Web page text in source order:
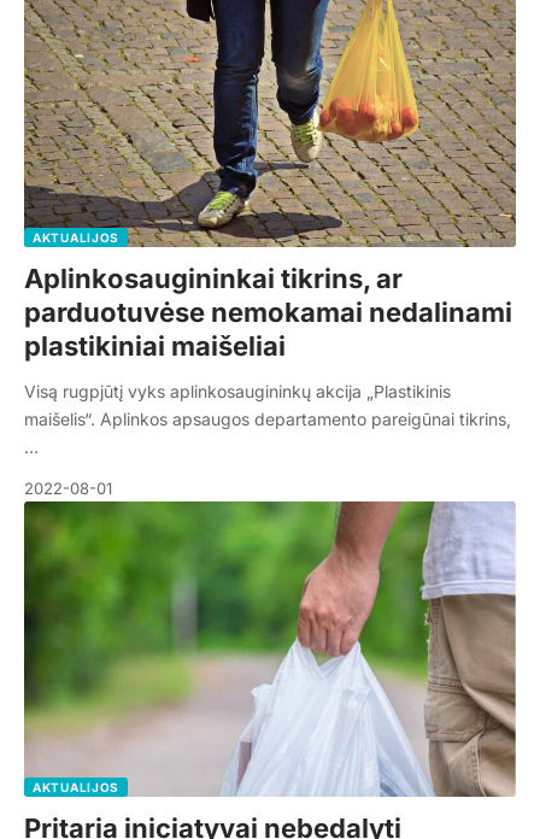
AKTUALIJOS
Aplinkosaugininkai tikrins, ar
parduotuvėse nemokamai nedalinami
plastikiniai maišeliai
Visą rugpjūtį vyks aplinkosaugininkų akcija „Plastikinis
maišelis“. Aplinkos apsaugos departamento pareigūnai tikrins,
…
2022-08-01
AKTUALIJOS
Pritaria iniciatyvai nebedalyti